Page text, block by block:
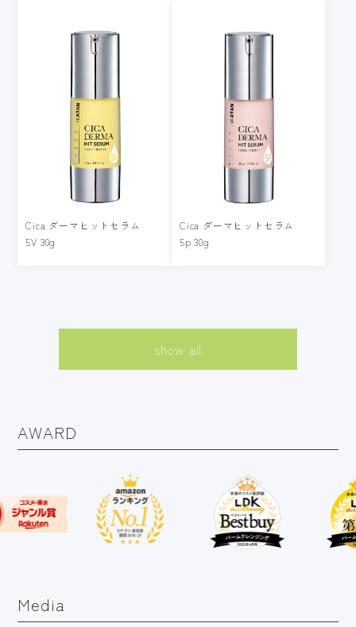
Cica ダーマヒットセラム
5V 30g
Cica ダーマヒットセラム
5p 30g
show all
AWARD
Media